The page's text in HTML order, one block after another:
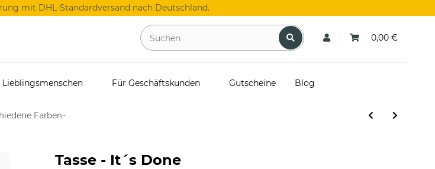
mit DHL-Standardversand nach Deutschland.
0,00 €
Lieblingsmenschen Für Geschäftskunden Gutscheine Blog
Farben-
Tasse - It´s Done